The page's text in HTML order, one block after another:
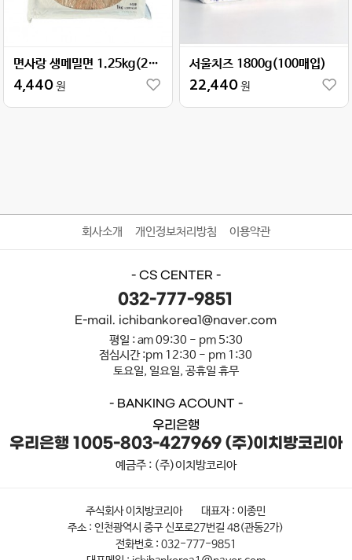
면사랑 생메밀면 1.25kg(250g×5)
4,440원
서울치즈 1800g(100매입)
22,440원
회사소개 개인정보처리방침 이용약관
- CS CENTER -
032-777-9851
E-mail. ichibankorea1@naver.com
평일 : am 09:30 - pm 5:30
점심시간 :pm 12:30 - pm 1:30
토요일, 일요일, 공휴일 휴무
- BANKING ACOUNT -
우리은행
우리은행 1005-803-427969 (주)이치방코리아
예금주 : (주)이치방코리아
주식회사 이치방코리아
대표자 : 이종민
주소 : 인천광역시 중구 신포로27번길 48(관동2가)
전화번호 : 032-777-9851